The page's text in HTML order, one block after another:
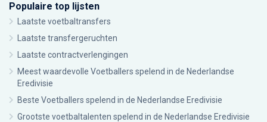
Populaire top lijsten
Laatste voetbaltransfers
Laatste transfergeruchten
Laatste contractverlengingen
Meest waardevolle Voetballers spelend in de Nederlandse
Eredivisie
Beste Voetballers spelend in de Nederlandse Eredivisie
Grootste voetbaltalenten spelend in de Nederlandse Eredivisie